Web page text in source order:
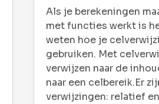
Als je berekeningen
met functies werkt is
weten hoe je
gebruiken. Met
verwijzen naar de
naar een celbereik.Er
verwijzingen: relatief